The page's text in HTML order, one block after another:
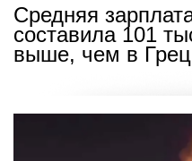
Средняя
составила 101
выше, чем в